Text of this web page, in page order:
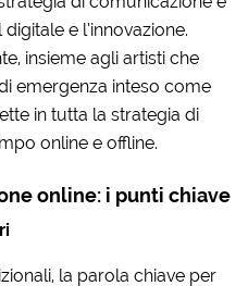
e l’innovazione.
insieme agli artisti che
emergenza inteso come
in tutta la strategia di
online e offline.
online: i punti chiave
la parola chiave per